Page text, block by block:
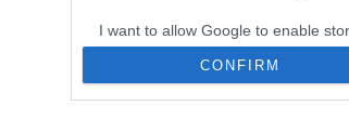
I want to allow Google to enable
I want to allow Google to enable
CONFIRM